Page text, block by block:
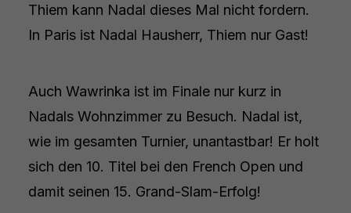
Thiem kann Nadal dieses Mal nicht fordern.
In Paris ist Nadal Hausherr, Thiem nur Gast!
Auch Wawrinka ist im Finale nur kurz in
Nadals Wohnzimmer zu Besuch. Nadal ist,
wie im gesamten Turnier, unantastbar! Er holt
sich den 10. Titel bei den French Open und
damit seinen 15. Grand-Slam-Erfolg!